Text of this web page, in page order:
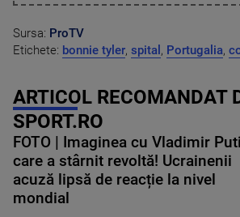
Sursa: ProTV
Etichete: bonnie tyler, spital , Portugalia,
ARTICOL RECOMANDAT
SPORT.RO
FOTO | Imaginea cu Vladimir
care a stârnit revoltă! Ucrainenii
acuză lipsă de reacție la nivel
mondial